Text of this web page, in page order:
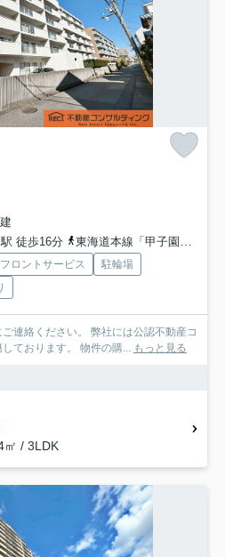
徒歩16分
東海道本線「甲子園口」駅 徒歩17分
フロントサービス
駐輪場
弊社には公認不動産コ
ております。 物件の購...
もっと見る
㎡ / 3LDK